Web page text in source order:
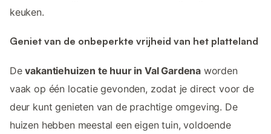
keuken.
Geniet van de onbeperkte vrijheid van het platteland
Devakantiehuizen te huur in Val Gardenaworden
vaak op één locatie gevonden, zodat je direct voor de
deur kunt genieten van de prachtige omgeving. De
huizen hebben meestal een eigen tuin, voldoende